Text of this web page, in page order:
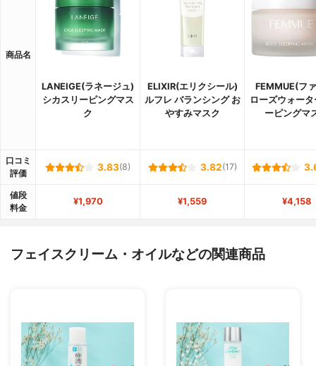
商品名
LANEIGE(ラネージュ)
シカスリーピングマス
ク
ELIXIR(エリクシール)
ルフレ バランシング お
やすみマスク
FEMMUE(フ
ローズウォー
ーピングマ
口コミ
評価
3.83(8) 3.82(17)
値段
料金
¥1,970 ¥1,559 ¥4,158
フェイスクリーム・オイルなどの関連商品